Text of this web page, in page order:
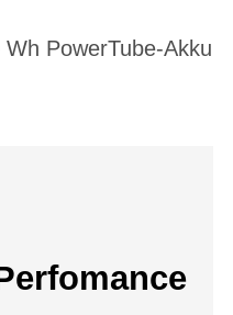
PowerTube-Akku